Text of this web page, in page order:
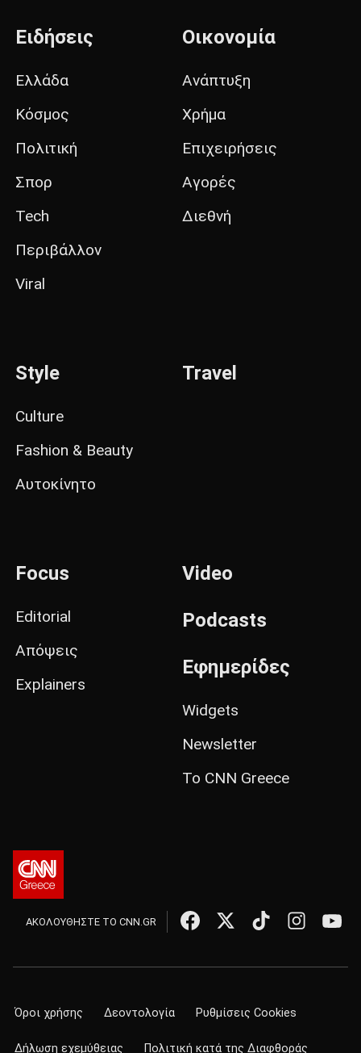
Ειδήσεις
Ελλάδα
Κόσμος
Πολιτική
Σπορ
Tech
Περιβάλλον
Viral
Οικονομία
Ανάπτυξη
Χρήμα
Επιχειρήσεις
Αγορές
Διεθνή
Style
Culture
Fashion & Beauty
Αυτοκίνητο
Travel
Focus
Editorial
Απόψεις
Explainers
Video
Podcasts
Εφημερίδες
Widgets
Newsletter
Το CNN Greece
ΑΚΟΛΟΥΘΗΣΤΕ ΤΟ CNN.GR
Όροι χρήσης Δεοντολογία Ρυθμίσεις Cookies
Δήλωση εχεμύθειας Πολιτική κατά της Διαφθοράς